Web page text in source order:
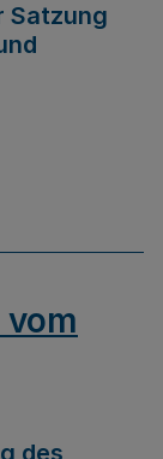
Satzung
vom
des